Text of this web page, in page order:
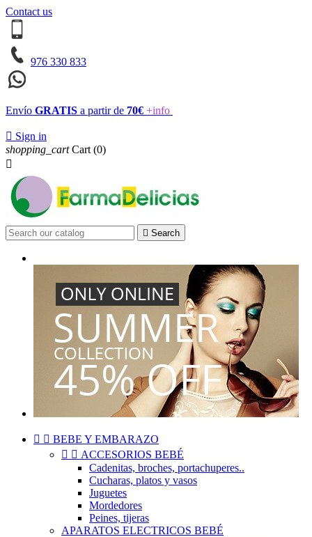
Contact us
976 330 833
Envío GRATIS a partir de 70€ +info
 Sign in
shopping_cart Cart (0)

 Search
  BEBE Y EMBARAZO
  ACCESORIOS BEBÉ
Cadenitas, broches, portachuperes..
Cucharas, platos y vasos
Juguetes
Mordedores
Peines, tijeras
APARATOS ELECTRICOS BEBÉ